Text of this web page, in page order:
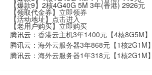
【爆款9】2核4G40G 5M 3年(香港) 2926元
【领取代金券】 立即领券
【活动地址】 点击进入
【老用户购买】立即购买
腾讯云： 香港云主机3年1400元【4核8G5M】
腾讯云： 海外云服务器3年868元【1核2G1M】
腾讯云： 海外云服务器1年318元【1核2G1M】